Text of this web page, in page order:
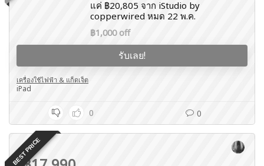
แค่ ฿20,805 จาก iStudio by
copperwired หมด 22 พ.ค.
฿1,000 off
รับเลย!
เครื่องใช้ไฟฟ้า & แก็ดเจ็ต
iPad
0 0
BEST PRICE